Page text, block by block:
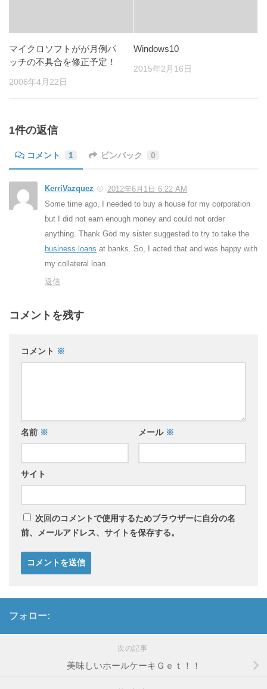
マイクロソフトがが月例パ
ッチの不具合を修正予定！
2006年4月22日
Windows10
2015年2月16日
1件の返信
コメント 1 ピンバック 0
KerriVazquez
2012年6月1日 6:22 AM
Some time ago, I needed to buy a house for my corporation
but I did not earn enough money and could not order
anything. Thank God my sister suggested to try to take the
business loans at banks. So, I acted that and was happy with
my collateral loan.
返信
コメントを残す
コメント ※
名前 ※ メール ※
サイト
次回のコメントで使用するためブラウザーに自分の名
前、メールアドレス、サイトを保存する。
フォロー:
次の記事
美味しいホールケーキＧｅｔ！！